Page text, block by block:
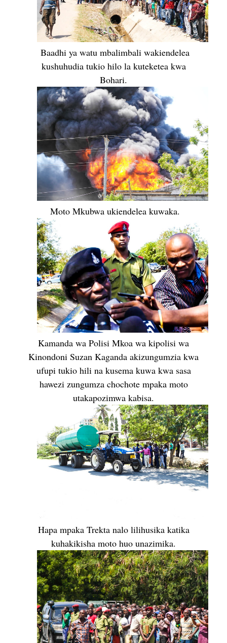
Baadhi ya watu mbalimbali wakiendelea
kushuhudia tukio hilo la kuteketea kwa
Bohari.
Moto Mkubwa ukiendelea kuwaka.
Kamanda wa Polisi Mkoa wa kipolisi wa
Kinondoni Suzan Kaganda akizungumzia kwa
ufupi tukio hili na kusema kuwa kwa sasa
hawezi zungumza chochote mpaka moto
utakapozimwa kabisa.
Hapa mpaka Trekta nalo lilihusika katika
kuhakikisha moto huo unazimika.